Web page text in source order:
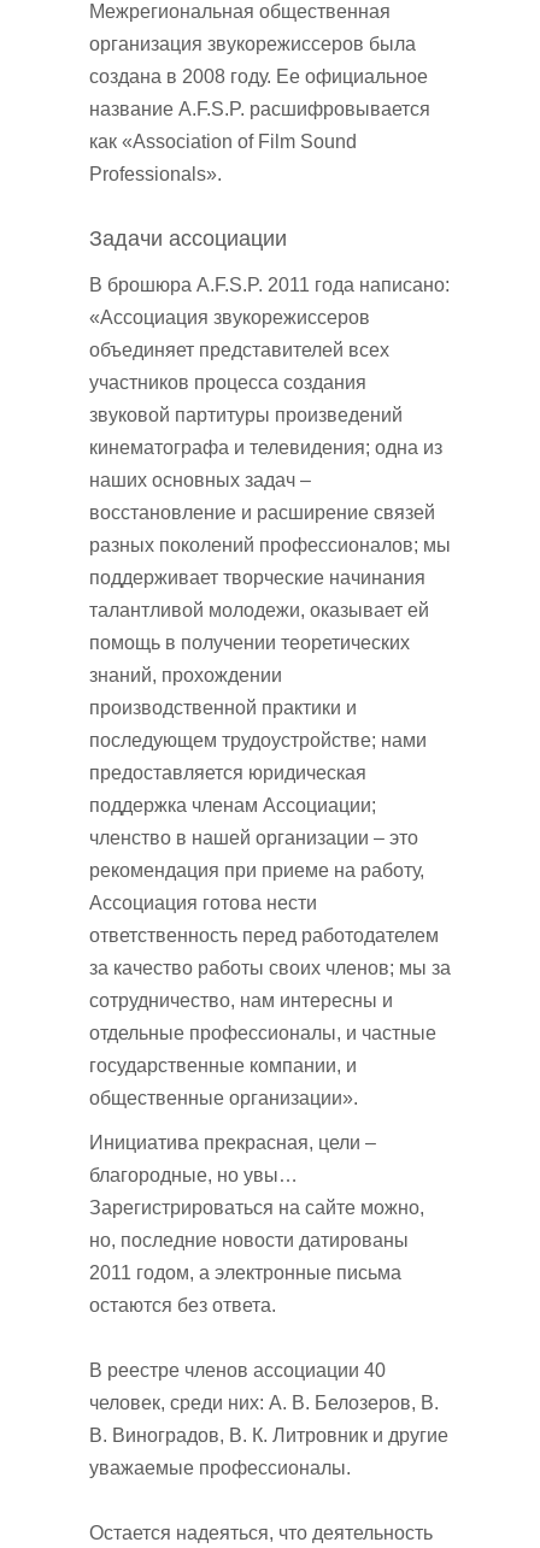
В брошюра A.F.S.P. 2011 года написано:
«Ассоциация звукорежиссеров
объединяет представителей всех
участников процесса создания
звуковой партитуры произведений
кинематографа и телевидения; одна из
наших основных задач –
восстановление и расширение связей
разных поколений профессионалов; мы
поддерживает творческие начинания
талантливой молодежи, оказывает ей
помощь в получении теоретических
знаний, прохождении
производственной практики и
последующем трудоустройстве; нами
предоставляется юридическая
поддержка членам Ассоциации;
членство в нашей организации – это
рекомендация при приеме на работу,
Ассоциация готова нести
ответственность перед работодателем
за качество работы своих членов; мы за
сотрудничество, нам интересны и
отдельные профессионалы, и частные
государственные компании, и
общественные организации».
Инициатива прекрасная, цели –
благородные, но увы…
Зарегистрироваться на сайте можно,
но, последние новости датированы
2011 годом, а электронные письма
остаются без ответа.
В реестре членов ассоциации 40
человек, среди них: А. В. Белозеров, В.
В. Виноградов, В. К. Литровник и другие
уважаемые профессионалы.
Остается надеяться, что деятельность
Межрегиональная общественная
организация звукорежиссеров была
создана в 2008 году. Ее официальное
название A.F.S.P. расшифровывается
как «Association of Film Sound
Professionals».
Задачи ассоциации